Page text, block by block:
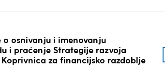
o osnivanju i imenovanju
i praćenje Strategije razvoja
za financijsko razdoblje